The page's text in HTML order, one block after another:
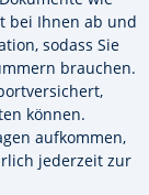
bei Ihnen ab und
sodass Sie
brauchen.
können.
aufkommen,
jederzeit zur